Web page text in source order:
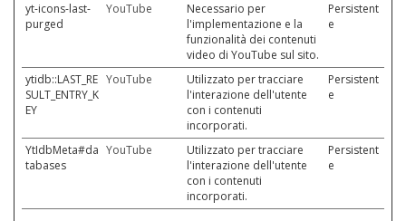
yt-icons-last-
purged
YouTube
Necessario per
l'implementazione e la
funzionalità dei contenuti
video di YouTube sul sito.
Persistent
e
ytidb::LAST_RE
SULT_ENTRY_K
EY
YouTube
Utilizzato per tracciare
l'interazione dell'utente
con i contenuti
incorporati.
Persistent
e
YtIdbMeta#da
tabases
YouTube
Utilizzato per tracciare
l'interazione dell'utente
con i contenuti
incorporati.
Persistent
e